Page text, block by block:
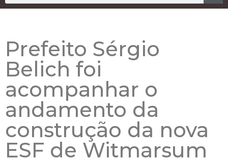
Prefeito Sérgio
Belich foi
acompanhar o
andamento da
construção da nova
ESF de Witmarsum